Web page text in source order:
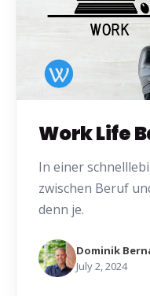
Work Life
In einer
zwischen Beruf
denn je.
Dominik
July 2, 2024